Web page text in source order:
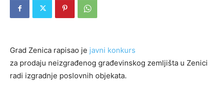
Grad Zenica rapisao je javni konkurs
za prodaju neizgrađenog građevinskog zemljišta u Zenici
radi izgradnje poslovnih objekata.